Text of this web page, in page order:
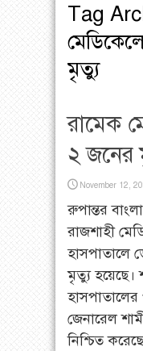
Tag
মৃত্যু
রামেক
২ জনের
November 12,
রুপান্তর
রাজশাহী
হাসপাতালে
মৃত্যু হয়েছে।
হাসপাতালের
জেনারেল
নিশ্চিত